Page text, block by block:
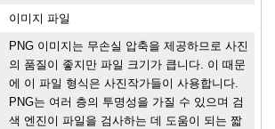
이미지 파일
PNG 이미지는 무손실 압축을 제공하므로 사진
의 품질이 좋지만 파일 크기가 큽니다. 이 때문
에 이 파일 형식은 사진작가들이 사용합니다.
PNG는 여러 층의 투명성을 가질 수 있으며 검
색 엔진이 파일을 검사하는 데 도움이 되는 짧